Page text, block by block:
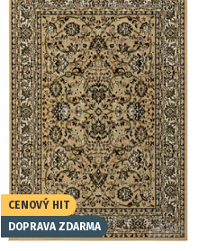
CENOVÝ HIT
DOPRAVA ZDARMA